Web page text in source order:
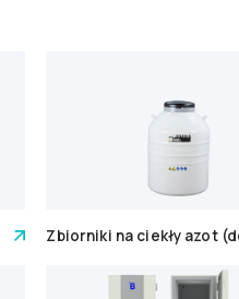
Zbiorniki na ciekły azot